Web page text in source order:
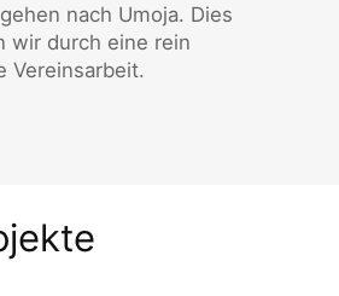
nach Umoja. Dies
wir durch eine rein
Vereinsarbeit.